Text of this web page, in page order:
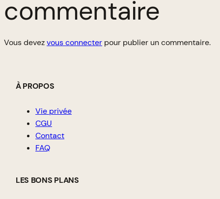
commentaire
Vous devezvous connecter pour publier un commentaire.
À PROPOS
Vie privée
CGU
Contact
FAQ
LES BONS PLANS